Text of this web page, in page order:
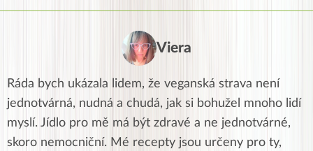
Viera
Ráda bych ukázala lidem, že veganská strava není
jednotvárná, nudná a chudá, jak si bohužel mnoho lidí
myslí. Jídlo pro mě má být zdravé a ne jednotvárné,
skoro nemocniční. Mé recepty jsou určeny pro ty,